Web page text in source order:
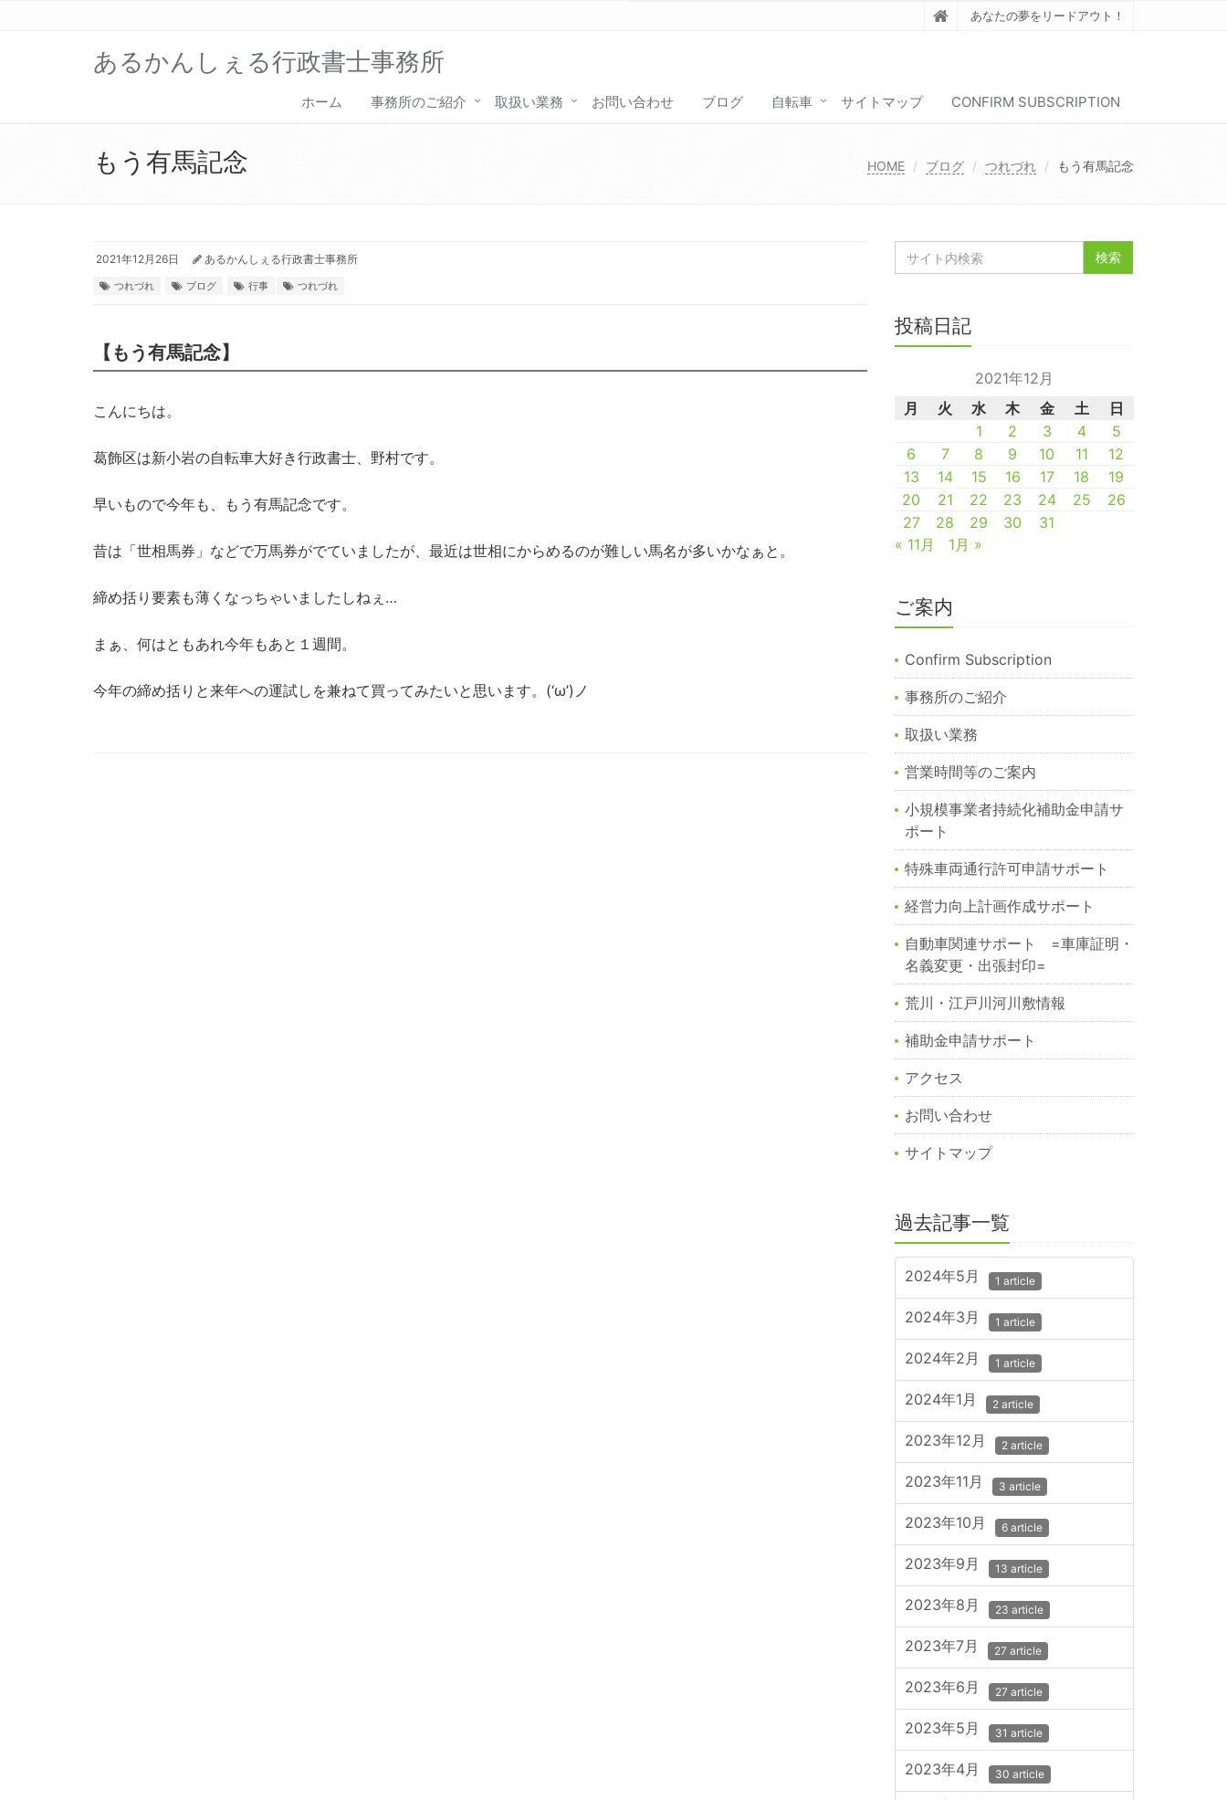
あなたの夢をリードアウト！
あるかんしぇる行政書士事務所
ホーム 事務所のご紹介 取扱い業務 お問い合わせ ブログ 自転車 サイトマップ CONFIRM SUBSCRIPTION
もう有馬記念 HOME ブログ つれづれ もう有馬記念
2021年12月26日 あるかんしぇる行政書士事務所
つれづれ ブログ 行事 つれづれ
【もう有馬記念】
こんにちは。
葛飾区は新小岩の自転車大好き行政書士、野村です。
早いもので今年も、もう有馬記念です。
昔は「世相馬券」などで万馬券がでていましたが、最近は世相にからめるのが難しい馬名が多いかなぁと。
締め括り要素も薄くなっちゃいましたしねぇ…
まぁ、何はともあれ今年もあと１週間。
今年の締め括りと来年への運試しを兼ねて買ってみたいと思います。(‘ω’)ノ
投稿日記
2021年12月
月
火 水 木 金 土
日
1
2 3 4
5
6
7 8 9 10 11
12
13
14 15 16 17 18
19
20
21 22 23 24 25
26
27
28 29 30
31
« 11月
1月 »
ご案内
Confirm Subscription
事務所のご紹介
取扱い業務
営業時間等のご案内
小規模事業者持続化補助金申請サ
ポート
特殊車両通行許可申請サポート
経営力向上計画作成サポート
自動車関連サポート =車庫証明・
名義変更・出張封印=
荒川・江戸川河川敷情報
補助金申請サポート
アクセス
お問い合わせ
サイトマップ
過去記事一覧
2024年5月 1 article
2024年3月 1 article
2024年2月 1 article
2024年1月 2 article
2023年12月 2 article
2023年11月 3 article
2023年10月 6 article
2023年9月 13 article
2023年8月 23 article
2023年7月 27 article
2023年6月 27 article
2023年5月 31 article
2023年4月 30 article